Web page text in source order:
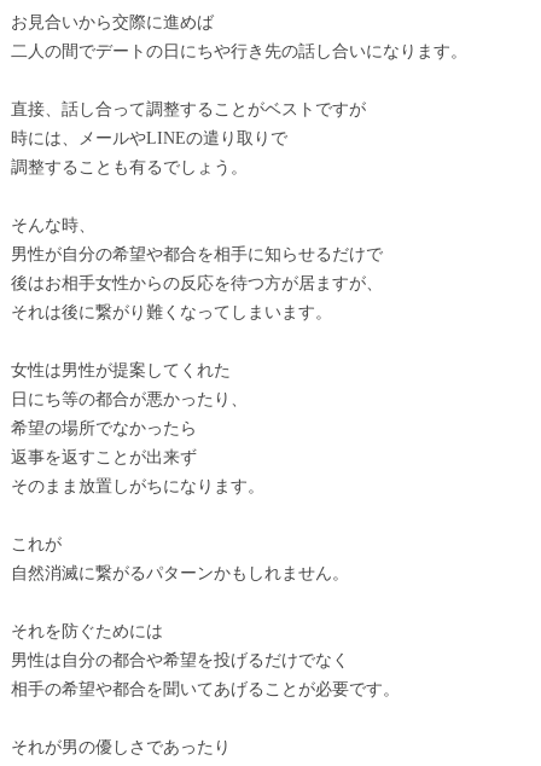
お見合いから交際に進めば
二人の間でデートの日にちや行き先の話し合いになります。
直接、話し合って調整することがベストですが
時には、メールやLINEの遣り取りで
調整することも有るでしょう。
そんな時、
男性が自分の希望や都合を相手に知らせるだけで
後はお相手女性からの反応を待つ方が居ますが、
それは後に繋がり難くなってしまいます。
女性は男性が提案してくれた
日にち等の都合が悪かったり、
希望の場所でなかったら
返事を返すことが出来ず
そのまま放置しがちになります。
これが
自然消滅に繋がるパターンかもしれません。
それを防ぐためには
男性は自分の都合や希望を投げるだけでなく
相手の希望や都合を聞いてあげることが必要です。
それが男の優しさであったり